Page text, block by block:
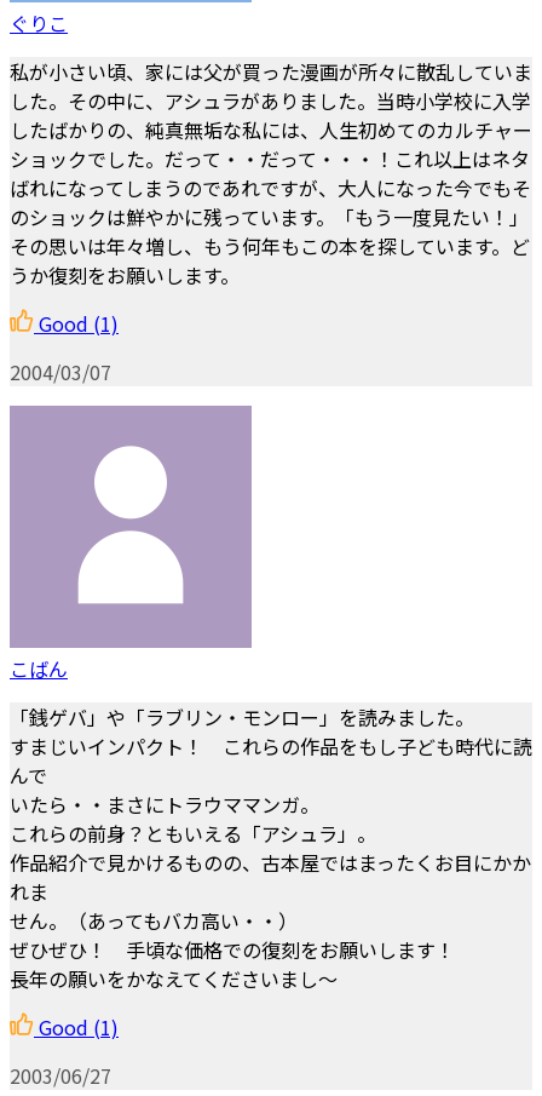
ぐりこ
私が小さい頃、家には父が買った漫画が所々に散乱していま
した。その中に、アシュラがありました。当時小学校に入学
したばかりの、純真無垢な私には、人生初めてのカルチャー
ショックでした。だって・・だって・・・！これ以上はネタ
ばれになってしまうのであれですが、大人になった今でもそ
のショックは鮮やかに残っています。「もう一度見たい！」
その思いは年々増し、もう何年もこの本を探しています。ど
うか復刻をお願いします。
Good (1)
2004/03/07
こばん
「銭ゲバ」や「ラブリン・モンロー」を読みました。
すまじいインパクト！ これらの作品をもし子ども時代に読
んで
いたら・・まさにトラウママンガ。
これらの前身？ともいえる「アシュラ」。
作品紹介で見かけるものの、古本屋ではまったくお目にかか
れま
せん。（あってもバカ高い・・）
ぜひぜひ！ 手頃な価格での復刻をお願いします！
長年の願いをかなえてくださいまし～
Good (1)
2003/06/27